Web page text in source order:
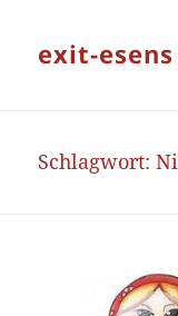
exit-esens
Schlagwort: